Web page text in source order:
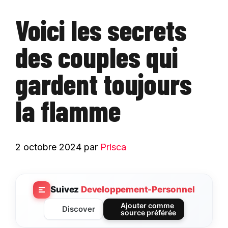
Voici les secrets
des couples qui
gardent toujours
la flamme
2 octobre 2024 par Prisca
Suivez Developpement-Personnel
Discover
Ajouter comme
source préférée